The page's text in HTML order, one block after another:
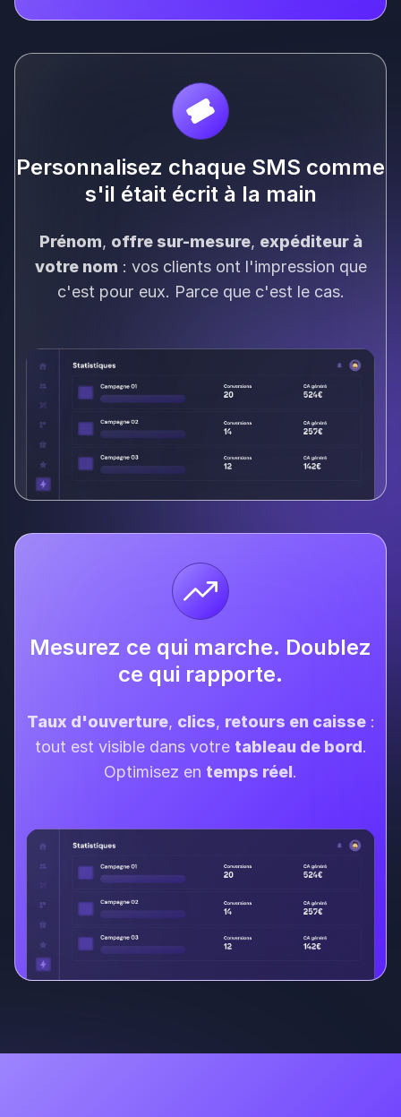
Personnalisez chaque SMS comme
s'il était écrit à la main
Prénom, offre sur-mesure, expéditeur à
votre nom : vos clients ont l'impression que
c'est pour eux. Parce que c'est le cas.
Mesurez ce qui marche. Doublez
ce qui rapporte.
Taux d'ouverture, clics, retours en caisse:
tout est visible dans votre tableau de bord.
Optimisez en temps réel.